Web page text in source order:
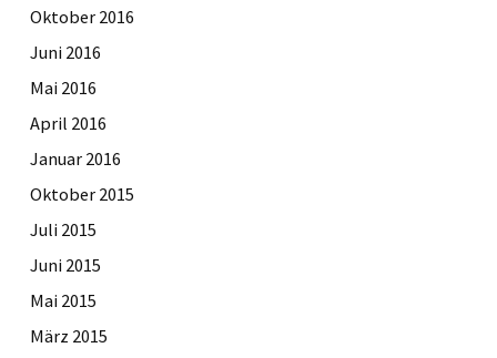
Oktober 2016
Juni 2016
Mai 2016
April 2016
Januar 2016
Oktober 2015
Juli 2015
Juni 2015
Mai 2015
März 2015